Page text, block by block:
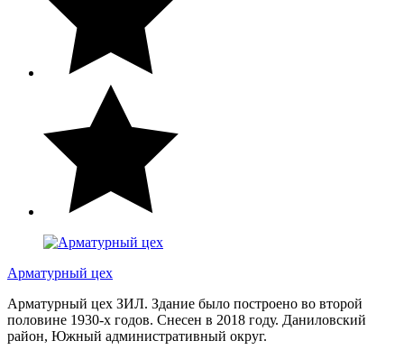
Арматурный цех
Арматурный цех ЗИЛ. Здание было построено во второй
половине 1930-х годов. Снесен в 2018 году. Даниловский
район, Южный административный округ.